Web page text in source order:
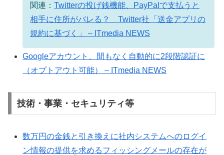
関連：Twitterの投げ銭機能、PayPalで支払うと
相手に住所がバレる？ Twitter社「送金アプリの
規約に基づく」 – ITmedia NEWS
Googleアカウント、間もなく自動的に2段階認証に
（オプトアウト可能） – ITmedia NEWS
技術・事業・セキュリティ等
数万円の金銭と引き換えに社内システムへのログイ
ン情報の提供を求めるフィッシングメールの存在が